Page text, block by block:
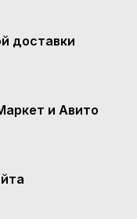
доставки
и Авито